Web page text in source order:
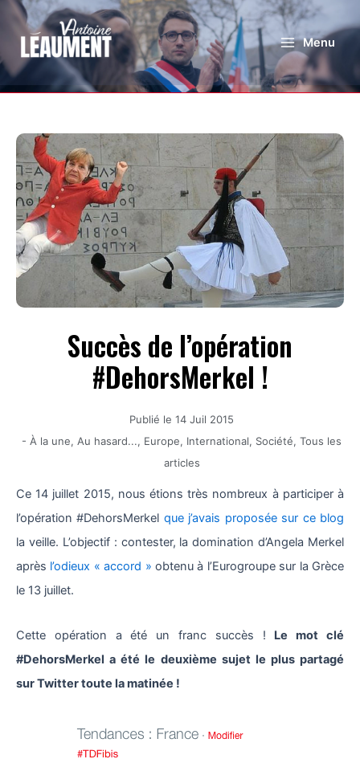
Menu
Succès de l’opération
#DehorsMerkel !
Publié le 14 Juil 2015
- À la une, Au hasard..., Europe, International, Société, Tous les
articles
Ce 14 juillet 2015, nous étions très nombreux à participer à
l’opération #DehorsMerkel que j’avais proposée sur ce blog
la veille. L’objectif : contester, la domination d’Angela Merkel
après l’odieux « accord » obtenu à l’Eurogroupe sur la Grèce
le 13 juillet.
Cette opération a été un franc succès ! Le mot clé
#DehorsMerkel a été le deuxième sujet le plus partagé
sur Twitter toute la matinée !